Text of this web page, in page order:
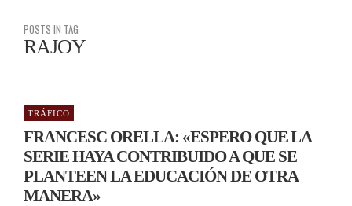
POSTS IN TAG
RAJOY
TRÁFICO
FRANCESC ORELLA: «ESPERO QUE LA
SERIE HAYA CONTRIBUIDO A QUE SE
PLANTEEN LA EDUCACIÓN DE OTRA
MANERA»